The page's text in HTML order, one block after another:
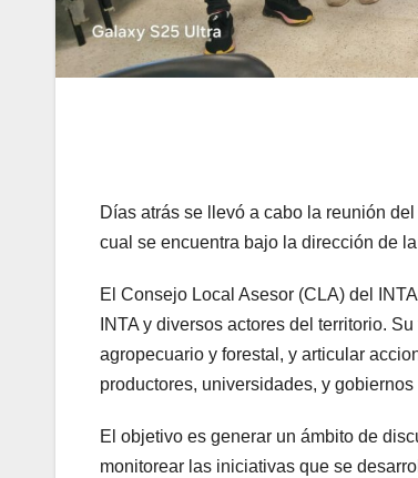
Días atrás se llevó a cabo la reunión
cual se encuentra bajo la dirección de
El Consejo Local Asesor (CLA) del
INTA y diversos actores del territorio.
agropecuario y forestal, y articular
productores, universidades, y gobiernos
El objetivo es generar un ámbito de
monitorear las iniciativas que se